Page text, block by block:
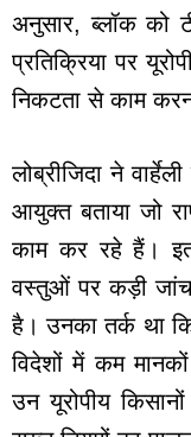
अनुसार, ब्लॉक को
प्रतिक्रिया पर
निकटता से काम
लोब्रीजिदा ने
आयुक्त बताया जो
काम कर रहे हैं।
वस्तुओं पर कड़ी जांच
है। उनका तर्क था
विदेशों में कम
उन यूरोपीय